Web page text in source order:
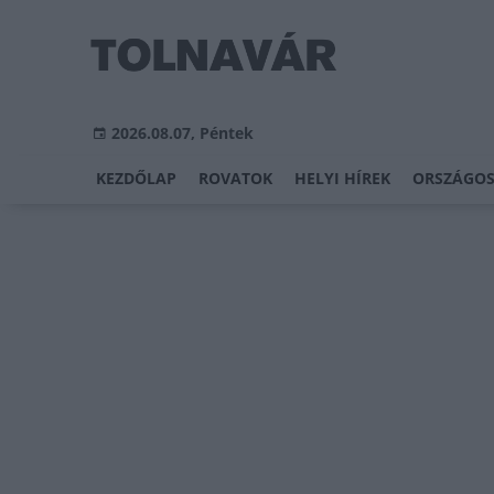
2026.08.07, Péntek
KEZDŐLAP ROVATOK HELYI HÍREK